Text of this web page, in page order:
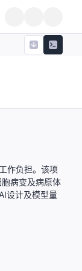
作负担。该项
病变及病原体
设计及模型量